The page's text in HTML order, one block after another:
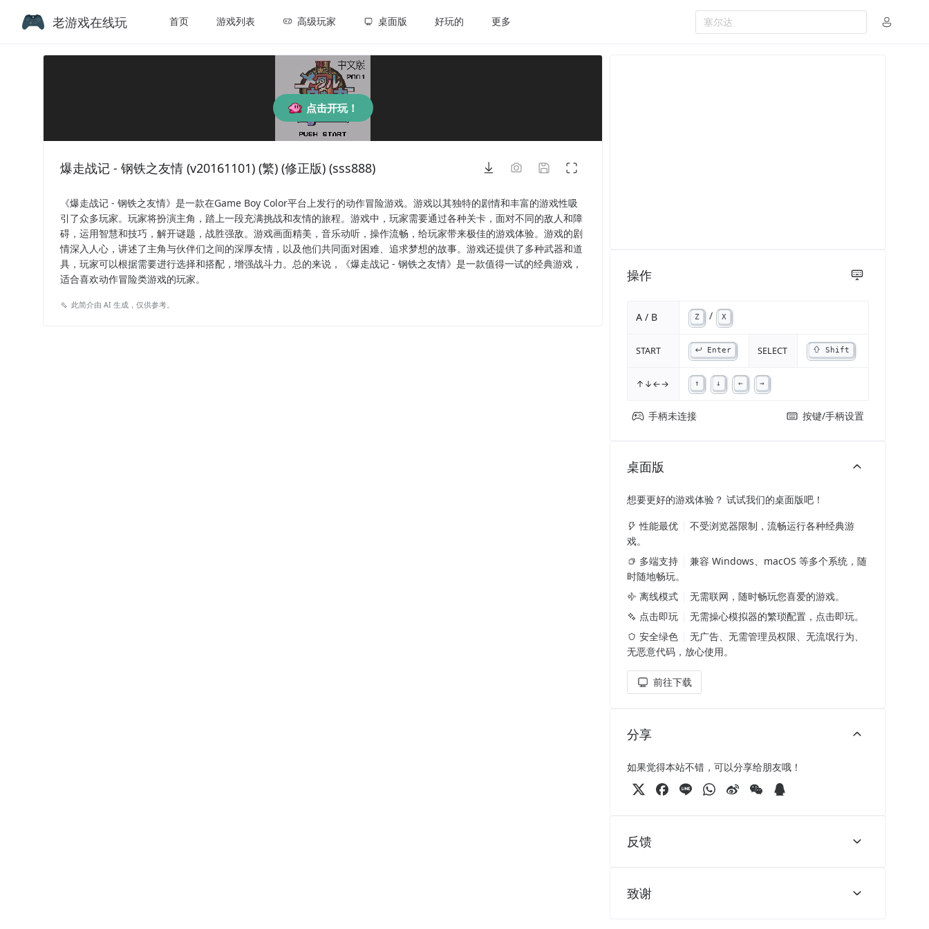
点击开玩！
爆走战记 - 钢铁之友情 (v20161101) (繁) (修正版) (sss888)
《爆走战记 - 钢铁之友情》是一款在Game Boy Color平台上发行的动作冒险游戏。游戏以其独特的剧情和丰富的游戏性吸
引了众多玩家。玩家将扮演主角，踏上一段充满挑战和友情的旅程。游戏中，玩家需要通过各种关卡，面对不同的敌人和障
碍，运用智慧和技巧，解开谜题，战胜强敌。游戏画面精美，音乐动听，操作流畅，给玩家带来极佳的游戏体验。游戏的剧
情深入人心，讲述了主角与伙伴们之间的深厚友情，以及他们共同面对困难、追求梦想的故事。游戏还提供了多种武器和道
具，玩家可以根据需要进行选择和搭配，增强战斗力。总的来说，《爆走战记 - 钢铁之友情》是一款值得一试的经典游戏，
适合喜欢动作冒险类游戏的玩家。
此简介由 AI 生成，仅供参考。
操作
A / B Z / X
START Enter SELECT Shift
↑↓←→ ↑ ↓ ← →
手柄未连接 按键/手柄设置
桌面版
想要更好的游戏体验？ 试试我们的桌面版吧！
性能最优
不受浏览器限制，流畅运行各种经典游
戏。
多端支持
兼容 Windows、macOS 等多个系统，随
时随地畅玩。
离线模式
无需联网，随时畅玩您喜爱的游戏。
点击即玩
无需操心模拟器的繁琐配置，点击即玩。
安全绿色
无广告、无需管理员权限、无流氓行为、
无恶意代码，放心使用。
前往下载
分享
如果觉得本站不错，可以分享给朋友哦！
反馈
致谢
老游戏在线玩 首页 游戏列表 高级玩家 桌面版 好玩的 更多 塞尔达